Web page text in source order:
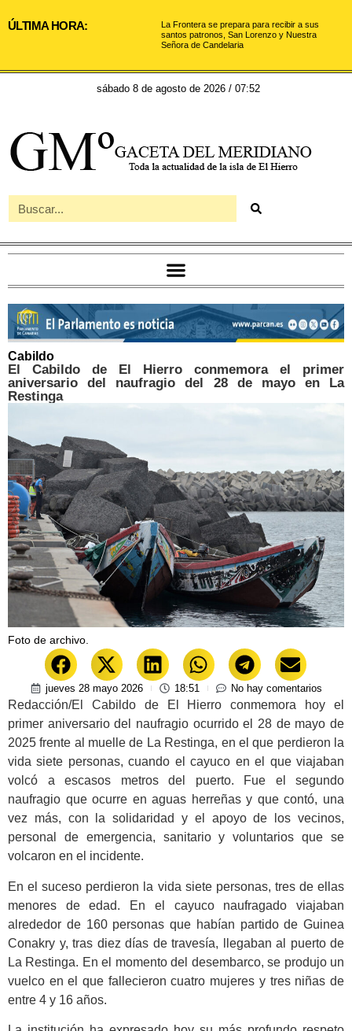
ÚLTIMA HORA:
La Frontera se prepara para recibir a sus
santos patronos, San Lorenzo y Nuestra
Señora de Candelaria
sábado 8 de agosto de 2026 / 07:52
Cabildo
El Cabildo de El Hierro conmemora el primer
aniversario del naufragio del 28 de mayo en La
Restinga
Foto de archivo.
jueves 28 mayo 2026 18:51 No hay comentarios
Redacción/El Cabildo de El Hierro conmemora hoy el
primer aniversario del naufragio ocurrido el 28 de mayo de
2025 frente al muelle de La Restinga, en el que perdieron la
vida siete personas, cuando el cayuco en el que viajaban
volcó a escasos metros del puerto. Fue el segundo
naufragio que ocurre en aguas herreñas y que contó, una
vez más, con la solidaridad y el apoyo de los vecinos,
personal de emergencia, sanitario y voluntarios que se
volcaron en el incidente.
En el suceso perdieron la vida siete personas, tres de ellas
menores de edad. En el cayuco naufragado viajaban
alrededor de 160 personas que habían partido de Guinea
Conakry y, tras diez días de travesía, llegaban al puerto de
La Restinga. En el momento del desembarco, se produjo un
vuelco en el que fallecieron cuatro mujeres y tres niñas de
entre 4 y 16 años.